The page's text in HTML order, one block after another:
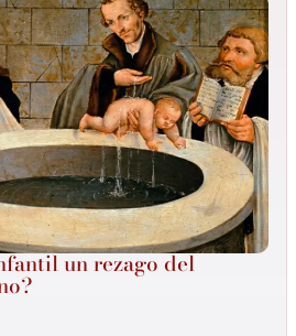
un rezago del